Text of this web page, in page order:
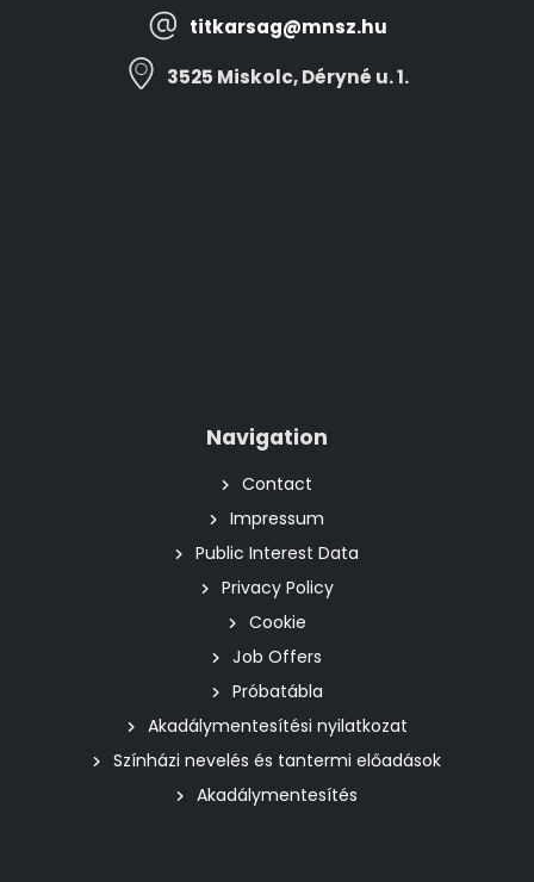
titkarsag@mnsz.hu
3525 Miskolc, Déryné u. 1.
Navigation
Contact
Impressum
Public Interest Data
Privacy Policy
Cookie
Job Offers
Próbatábla
Akadálymentesítési nyilatkozat
Színházi nevelés és tantermi előadások
Akadálymentesítés